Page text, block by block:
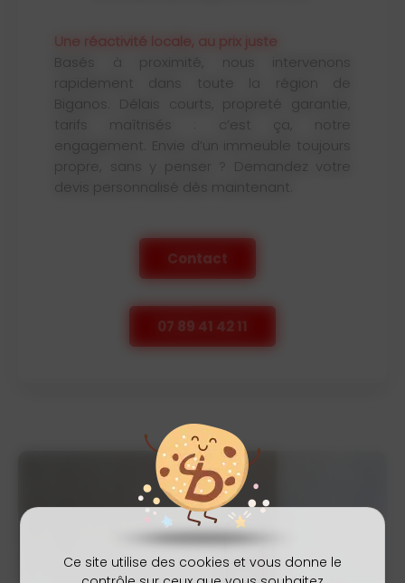
Ce site utilise des cookies et vous donne le
Une réactivité locale, au prix juste
Basés à proximité, nous intervenons
rapidement dans toute la région de
Biganos. Délais courts, propreté garantie,
tarifs maîtrisés : c’est ça, notre
engagement. Envie d’un immeuble toujours
propre, sans y penser ? Demandez votre
devis personnalisé dès maintenant.
Contact
07 89 41 42 11